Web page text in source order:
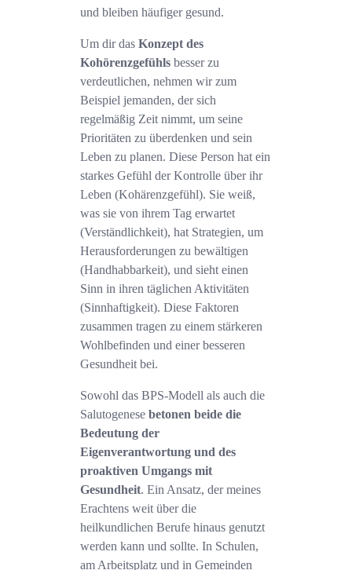
und bleiben häufiger gesund.
Um dir das Konzept des
Kohörenzgefühlsbesser zu
verdeutlichen, nehmen wir zum
Beispiel jemanden, der sich
regelmäßig Zeit nimmt, um seine
Prioritäten zu überdenken und sein
Leben zu planen. Diese Person hat ein
starkes Gefühl der Kontrolle über ihr
Leben (Kohärenzgefühl). Sie weiß,
was sie von ihrem Tag erwartet
(Verständlichkeit), hat Strategien, um
Herausforderungen zu bewältigen
(Handhabbarkeit), und sieht einen
Sinn in ihren täglichen Aktivitäten
(Sinnhaftigkeit). Diese Faktoren
zusammen tragen zu einem stärkeren
Wohlbefinden und einer besseren
Gesundheit bei.
Sowohl das BPS-Modell als auch die
Salutogenese betonen beide die
Bedeutung der
Eigenverantwortung und des
proaktiven Umgangs mit
Gesundheit. Ein Ansatz, der meines
Erachtens weit über die
heilkundlichen Berufe hinaus genutzt
werden kann und sollte. In Schulen,
am Arbeitsplatz und in Gemeinden